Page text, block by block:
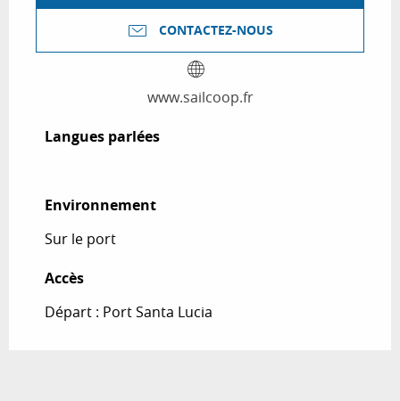
CONTACTEZ-NOUS
www.sailcoop.fr
Langues parlées
Langues parlées
Environnement
Environnement
Sur le port
Accès
Accès
Départ : Port Santa Lucia